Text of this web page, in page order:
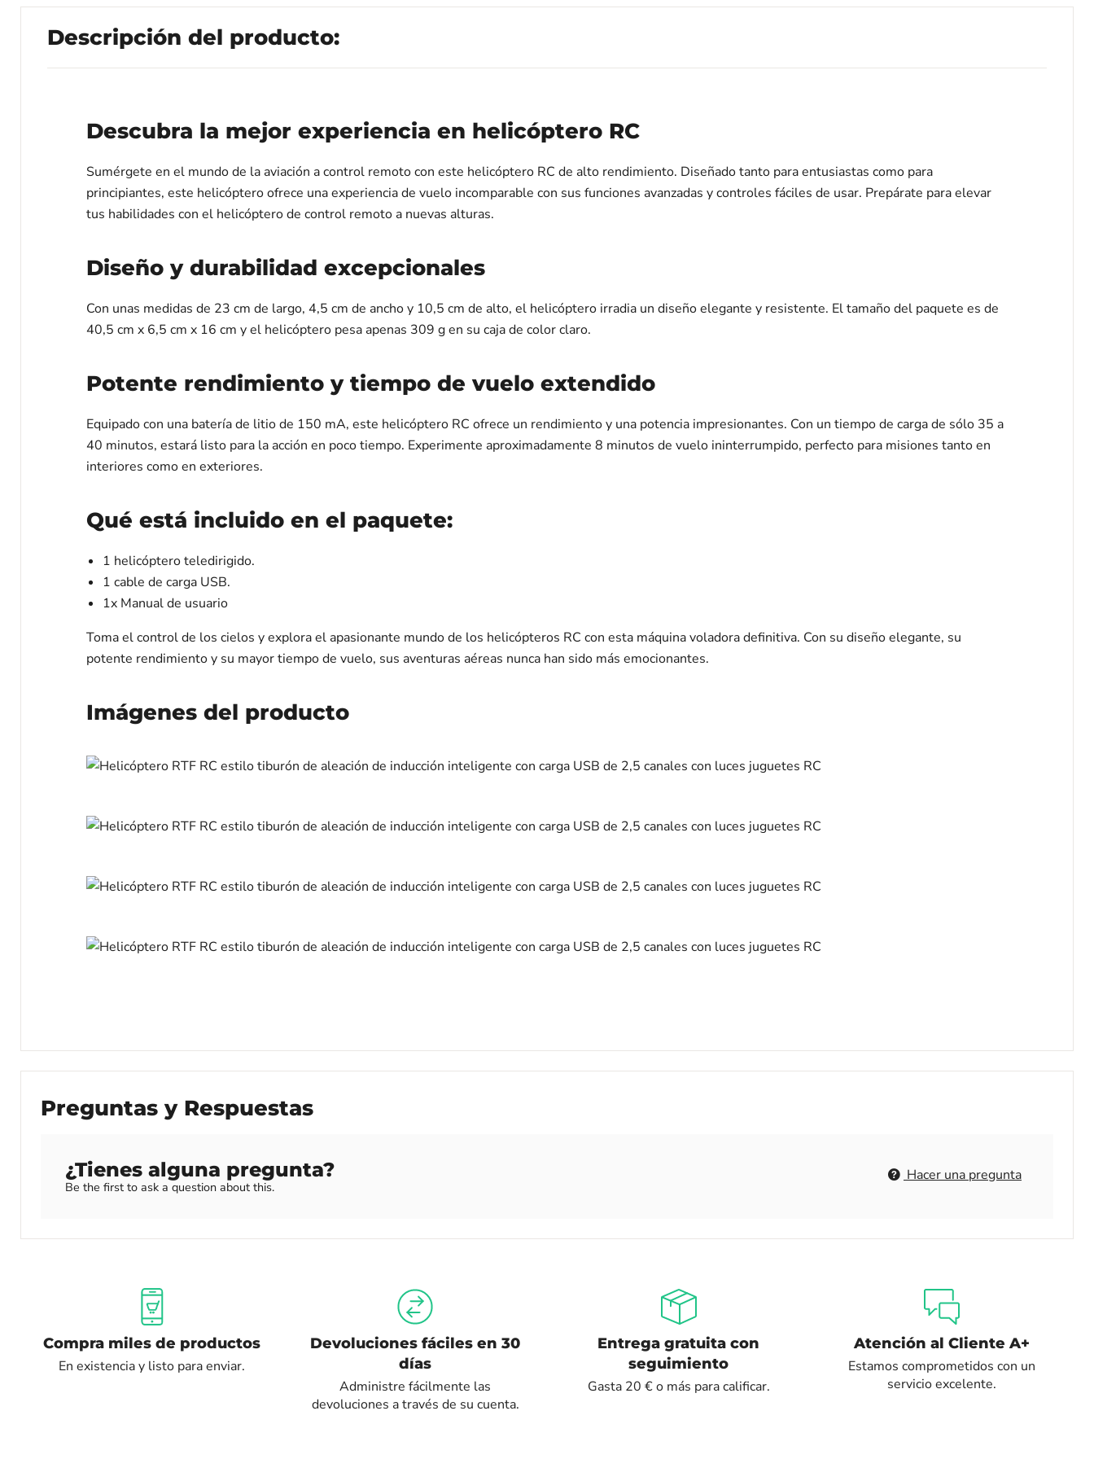
Descripción del producto:
Descubra la mejor experiencia en helicóptero RC
Sumérgete en el mundo de la aviación a control remoto con este helicóptero RC de alto rendimiento. Diseñado tanto para entusiastas como para
principiantes, este helicóptero ofrece una experiencia de vuelo incomparable con sus funciones avanzadas y controles fáciles de usar. Prepárate para elevar
tus habilidades con el helicóptero de control remoto a nuevas alturas.
Diseño y durabilidad excepcionales
Con unas medidas de 23 cm de largo, 4,5 cm de ancho y 10,5 cm de alto, el helicóptero irradia un diseño elegante y resistente. El tamaño del paquete es de
40,5 cm x 6,5 cm x 16 cm y el helicóptero pesa apenas 309 g en su caja de color claro.
Potente rendimiento y tiempo de vuelo extendido
Equipado con una batería de litio de 150 mA, este helicóptero RC ofrece un rendimiento y una potencia impresionantes. Con un tiempo de carga de sólo 35 a
40 minutos, estará listo para la acción en poco tiempo. Experimente aproximadamente 8 minutos de vuelo ininterrumpido, perfecto para misiones tanto en
interiores como en exteriores.
Qué está incluido en el paquete:
1 helicóptero teledirigido.
1 cable de carga USB.
1x Manual de usuario
Toma el control de los cielos y explora el apasionante mundo de los helicópteros RC con esta máquina voladora definitiva. Con su diseño elegante, su
potente rendimiento y su mayor tiempo de vuelo, sus aventuras aéreas nunca han sido más emocionantes.
Imágenes del producto
Preguntas y Respuestas
¿Tienes alguna pregunta?
Be the first to ask a question about this.
Hacer una pregunta
Compra miles de productos
En existencia y listo para enviar.
Devoluciones fáciles en 30
días
Administre fácilmente las
devoluciones a través de su cuenta.
Entrega gratuita con
seguimiento
Gasta 20 € o más para calificar.
Atención al Cliente A+
Estamos comprometidos con un
servicio excelente.